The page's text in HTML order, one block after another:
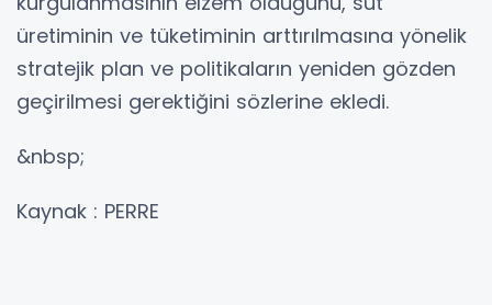
üretiminin ve tüketiminin arttırılmasına yönelik
stratejik plan ve politikaların yeniden gözden
geçirilmesi gerektiğini sözlerine ekledi.
&nbsp;
Kaynak : PERRE